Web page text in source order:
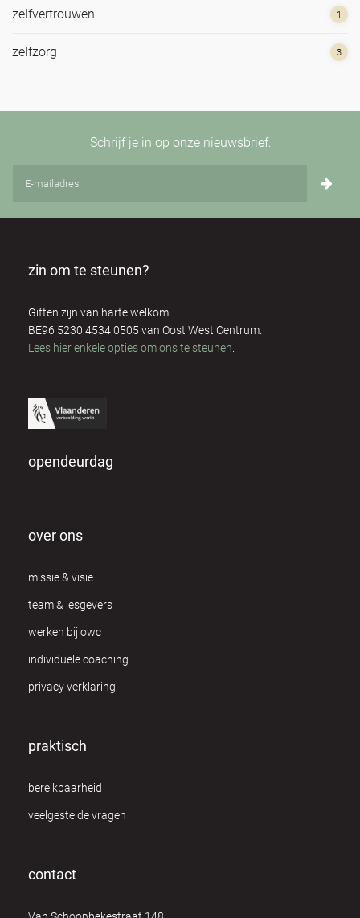
zelfvertrouwen 1
zelfzorg 3
Schrijf je in op onze nieuwsbrief:
zin om te steunen?
Giften zijn van harte welkom.
BE96 5230 4534 0505 van Oost West Centrum.
Lees hier enkele opties om ons te steunen
opendeurdag
over ons
missie & visie
team & lesgevers
werken bij owc
individuele coaching
privacy verklaring
praktisch
bereikbaarheid
veelgestelde vragen
contact